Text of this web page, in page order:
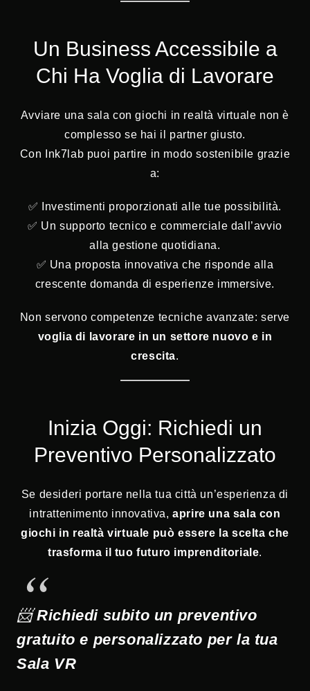
Un Business Accessibile a
Chi Ha Voglia di Lavorare
Avviare una sala con giochi in realtà virtuale non è
complesso se hai il partner giusto.
Con Ink7lab puoi partire in modo sostenibile grazie
a:
✅ Investimenti proporzionati alle tue possibilità.
✅ Un supporto tecnico e commerciale dall’avvio
alla gestione quotidiana.
✅ Una proposta innovativa che risponde alla
crescente domanda di esperienze immersive.
Non servono competenze tecniche avanzate: serve
voglia di lavorare in un settore nuovo e in
crescita.
Inizia Oggi: Richiedi un
Preventivo Personalizzato
Se desideri portare nella tua città un’esperienza di
intrattenimento innovativa,aprire una sala con
giochi in realtà virtuale può essere la scelta che
trasforma il tuo futuro imprenditoriale.
📨Richiedi subito un preventivo
gratuito e personalizzato per la tua
Sala VR